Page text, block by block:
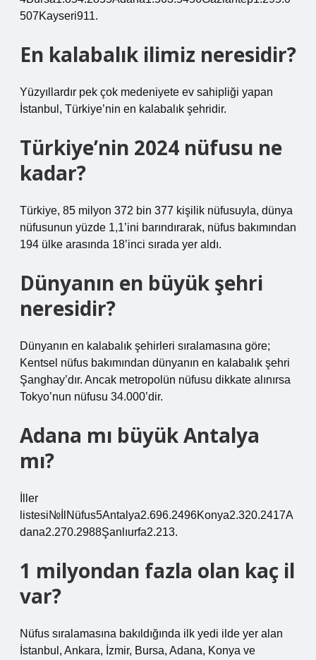
507Kayseri911.
En kalabalık ilimiz neresidir?
Yüzyıllardır pek çok medeniyete ev sahipliği yapan
İstanbul, Türkiye’nin en kalabalık şehridir.
Türkiye’nin 2024 nüfusu ne
kadar?
Türkiye, 85 milyon 372 bin 377 kişilik nüfusuyla, dünya
nüfusunun yüzde 1,1’ini barındırarak, nüfus bakımından
194 ülke arasında 18’inci sırada yer aldı.
Dünyanın en büyük şehri
neresidir?
Dünyanın en kalabalık şehirleri sıralamasına göre;
Kentsel nüfus bakımından dünyanın en kalabalık şehri
Şanghay’dır. Ancak metropolün nüfusu dikkate alınırsa
Tokyo’nun nüfusu 34.000’dir.
Adana mı büyük Antalya
mı?
İller
listesi№İlNüfus5Antalya2.696.2496Konya2.320.2417A
dana2.270.2988Şanlıurfa2.213.
1 milyondan fazla olan kaç il
var?
Nüfus sıralamasına bakıldığında ilk yedi ilde yer alan
İstanbul, Ankara, İzmir, Bursa, Adana, Konya ve